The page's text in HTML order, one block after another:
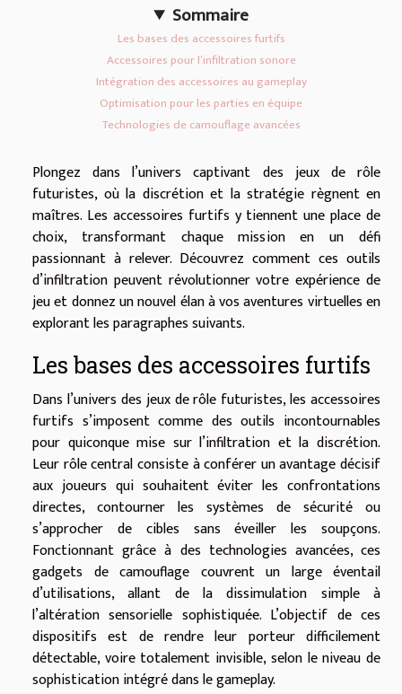
Sommaire
Les bases des accessoires furtifs
Accessoires pour l’infiltration sonore
Intégration des accessoires au gameplay
Optimisation pour les parties en équipe
Technologies de camouflage avancées
Plongez dans l’univers captivant des jeux de rôle
futuristes, où la discrétion et la stratégie règnent en
maîtres. Les accessoires furtifs y tiennent une place de
choix, transformant chaque mission en un défi
passionnant à relever. Découvrez comment ces outils
d’infiltration peuvent révolutionner votre expérience de
jeu et donnez un nouvel élan à vos aventures virtuelles en
explorant les paragraphes suivants.
Les bases des accessoires furtifs
Dans l’univers des jeux de rôle futuristes, les accessoires
furtifs s’imposent comme des outils incontournables
pour quiconque mise sur l’infiltration et la discrétion.
Leur rôle central consiste à conférer un avantage décisif
aux joueurs qui souhaitent éviter les confrontations
directes, contourner les systèmes de sécurité ou
s’approcher de cibles sans éveiller les soupçons.
Fonctionnant grâce à des technologies avancées, ces
gadgets de camouflage couvrent un large éventail
d’utilisations, allant de la dissimulation simple à
l’altération sensorielle sophistiquée. L’objectif de ces
dispositifs est de rendre leur porteur difficilement
détectable, voire totalement invisible, selon le niveau de
sophistication intégré dans le gameplay.